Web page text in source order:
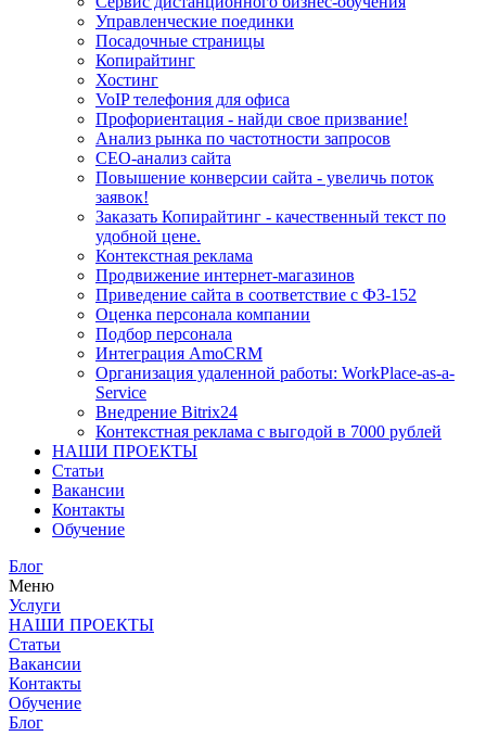
Управленческие поединки
Посадочные страницы
Копирайтинг
Хостинг
VoIP телефония для офиса
Профориентация - найди свое призвание!
Анализ рынка по частотности запросов
СЕО-анализ сайта
Повышение конверсии сайта - увеличь поток
заявок!
Заказать Копирайтинг - качественный текст по
удобной цене.
Контекстная реклама
Продвижение интернет-магазинов
Приведение сайта в соответствие с ФЗ-152
Оценка персонала компании
Подбор персонала
Интеграция AmoCRM
Организация удаленной работы: WorkPlace-as-a-
Service
Внедрение Bitrix24
Контекстная реклама с выгодой в 7000 рублей
НАШИ ПРОЕКТЫ
Статьи
Вакансии
Контакты
Обучение
Блог
Меню
Услуги
НАШИ ПРОЕКТЫ
Статьи
Вакансии
Контакты
Обучение
Блог